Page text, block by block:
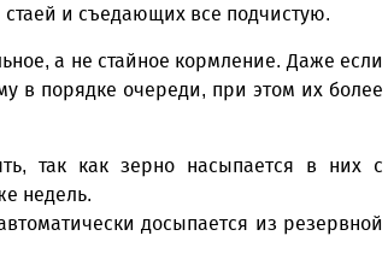
и съедающих все подчистую.
а не стайное кормление. Даже если
в порядке очереди, при этом их более
так как зерно насыпается в них с
недель.
досыпается из резервной